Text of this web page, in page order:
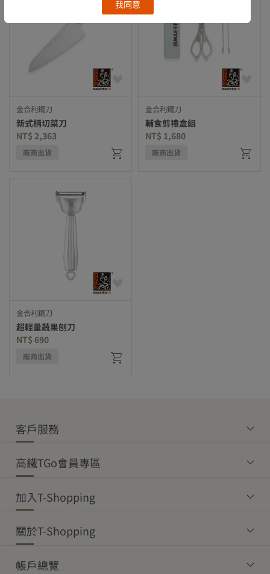
金合利鋼刀
新式柄切菜刀
NT$ 2,363
廠商出貨
金合利鋼刀
輔食剪禮盒組
NT$ 1,680
廠商出貨
金合利鋼刀
超輕量蔬果刨刀
NT$ 690
廠商出貨
客戶服務
高鐵TGo會員專區
加入T-Shopping
關於T-Shopping
帳戶總覽
我同意